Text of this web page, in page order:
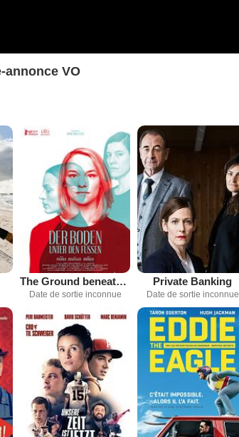
annonce VO
The Ground beneath my feet
Date de sortie inconnue
Private Banking
Date de sortie inconnue